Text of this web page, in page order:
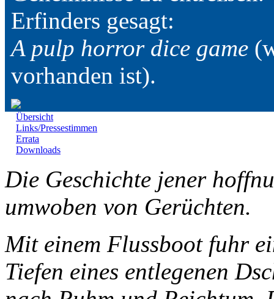
Erfinders gesagt:
A pulp horror dice game
vorhanden ist).
Übersicht
Links/Pressestimmen
Errata
Downloads
Die Geschichte jener
umwoben von Gerüchten.
Mit einem Flussboot fuhr
Tiefen eines entlegenen